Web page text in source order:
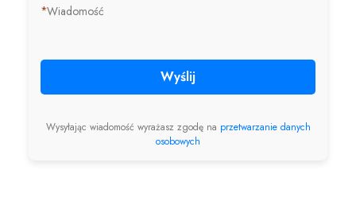
*Wiadomość
Wyślij
Wysyłając wiadomość wyrażasz zgodę na przetwarzanie danych
osobowych